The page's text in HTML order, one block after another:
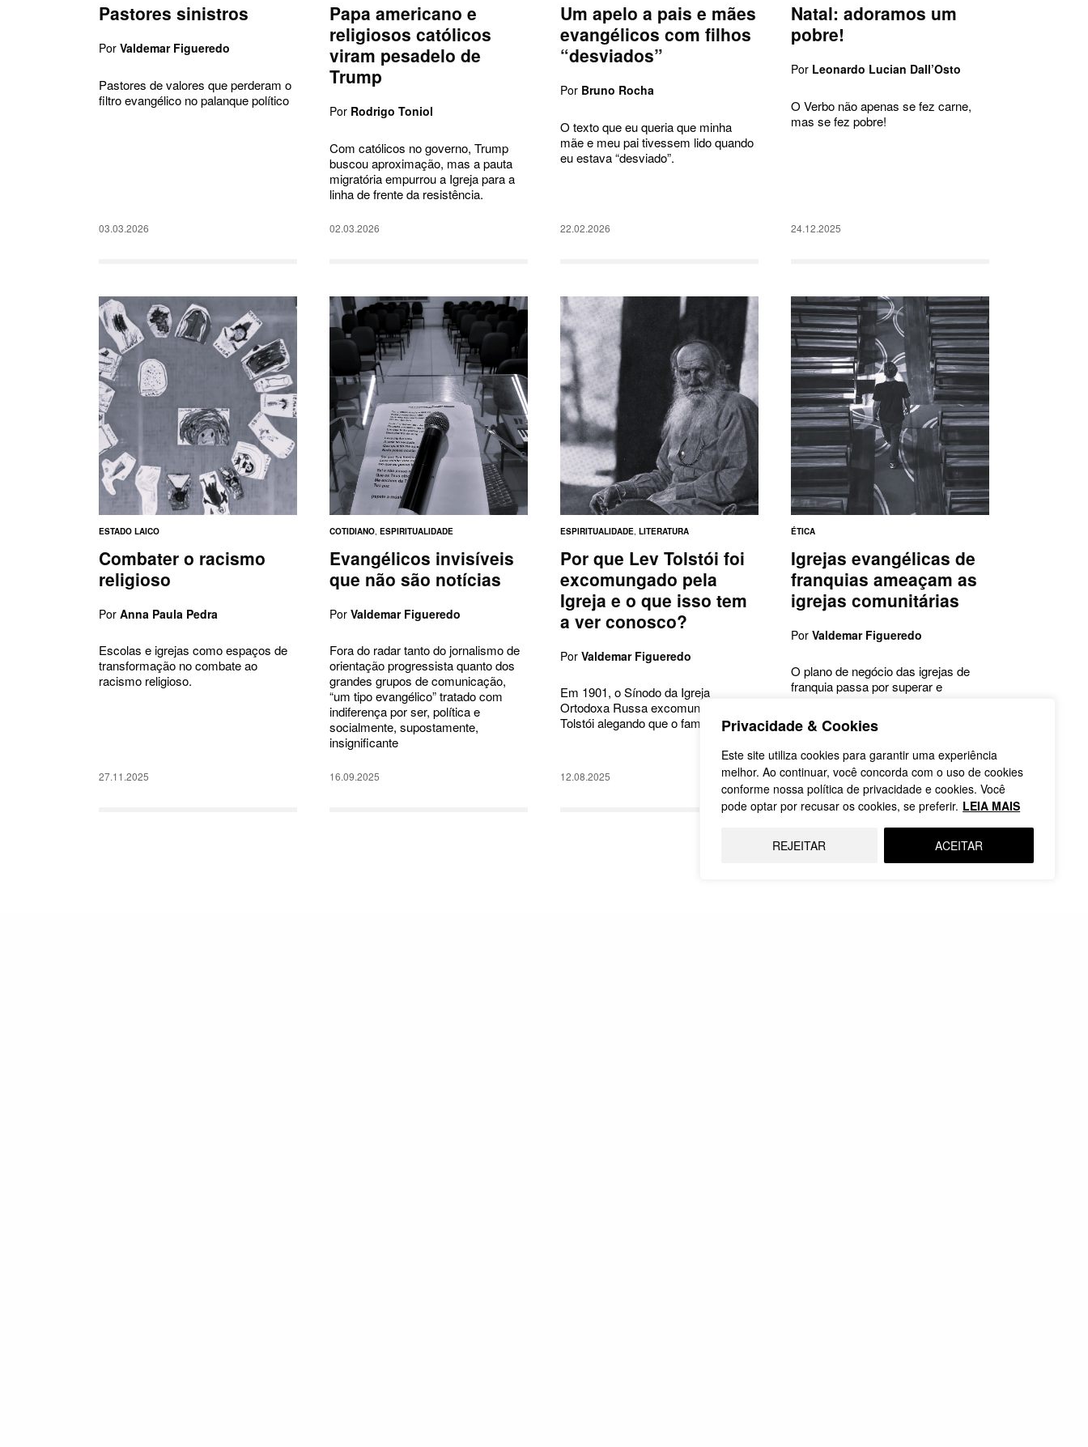
Privacidade & Cookies
Este site utiliza cookies para garantir uma experiência
melhor. Ao continuar, você concorda com o uso de cookies
conforme nossa política de privacidade e cookies. Você
pode optar por recusar os cookies, se preferir. LEIA MAIS
REJEITAR ACEITAR
Pastores sinistros
PorValdemar Figueredo
Pastores de valores que perderam o
filtro evangélico no palanque político
03.03.2026
Papa americano e
religiosos católicos
viram pesadelo de
Trump
Por Rodrigo Toniol
Com católicos no governo, Trump
buscou aproximação, mas a pauta
migratória empurrou a Igreja para a
linha de frente da resistência.
02.03.2026
Um apelo a pais e mães
evangélicos com filhos
“desviados”
Por Bruno Rocha
O texto que eu queria que minha
mãe e meu pai tivessem lido quando
eu estava “desviado”.
22.02.2026
Natal: adoramos um
pobre!
Por Leonardo Lucian Dall’Osto
O Verbo não apenas se fez carne,
mas se fez pobre!
24.12.2025
ESTADO LAICO
Combater o racismo
religioso
PorAnna Paula Pedra
Escolas e igrejas como espaços de
transformação no combate ao
racismo religioso.
27.11.2025
COTIDIANO ,ESPIRITUALIDADE
Evangélicos invisíveis
que não são notícias
PorValdemar Figueredo
Fora do radar tanto do jornalismo de
orientação progressista quanto dos
grandes grupos de comunicação,
“um tipo evangélico” tratado com
indiferença por ser, política e
socialmente, supostamente,
insignificante
16.09.2025
ESPIRITUALIDADE LITERATURA
Por que Lev Tolstói foi
excomungado pela
Igreja e o que isso tem
a ver conosco?
Por Valdemar Figueredo
Em 1901, o Sínodo da Igreja
Ortodoxa Russa excomungou o
Tolstói alegando que o famoso…
12.08.2025
ÉTICA
Igrejas evangélicas de
franquias ameaçam as
igrejas comunitárias
Por Valdemar Figueredo
O plano de negócio das igrejas de
franquia passa por superar e
30.07.2025